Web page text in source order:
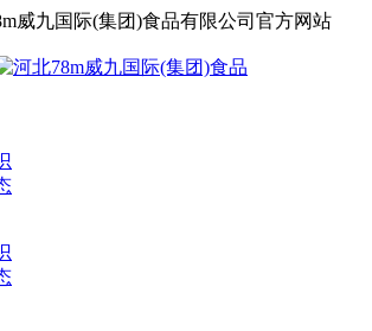
威九国际(集团)食品有限公司官方网站